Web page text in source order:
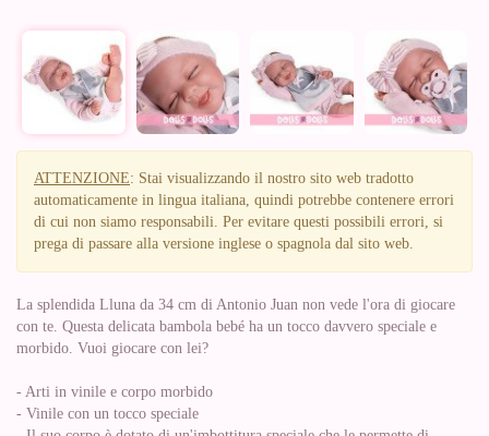
ATTENZIONE: Stai visualizzando il nostro sito web tradotto
automaticamente in lingua italiana, quindi potrebbe contenere errori
di cui non siamo responsabili. Per evitare questi possibili errori, si
prega di passare alla versione inglese o spagnola dal sito web.
La splendida Lluna da 34 cm di Antonio Juan non vede l'ora di giocare
con te. Questa delicata bambola bebé ha un tocco davvero speciale e
morbido. Vuoi giocare con lei?
- Arti in vinile e corpo morbido
- Vinile con un tocco speciale